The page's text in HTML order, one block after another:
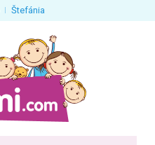
Štefánia